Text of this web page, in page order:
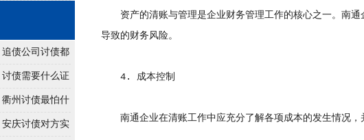
追债公司讨债都
些手段
讨债需要什么证
衢州讨债最怕什
2026年这两个关
安庆讨债对方实
资产的清账与管理是企业财务管理工作的核心之一。南通
导致的财务风险。
4. 成本控制
南通企业在清账工作中应充分了解各项成本的发生情况，